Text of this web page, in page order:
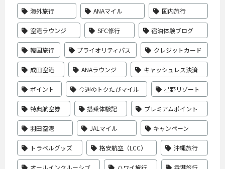
海外旅行 ANAマイル 国内旅行
空港ラウンジ SFC修行 宿泊体験ブログ
韓国旅行 プライオリティパス クレジットカード
成田空港 ANAラウンジ キャッシュレス決済
ポイント 今週のトクたびマイル 星野リゾート
特典航空券 搭乗体験記 プレミアムポイント
羽田空港 JALマイル キャンペーン
トラベルグッズ 格安航空（LCC） 沖縄旅行
オールインクルーシブ ハワイ旅行 香港旅行